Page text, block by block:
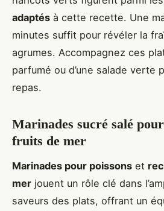
adaptés à cette recette. Une
minutes suffit pour révéler la
agrumes. Accompagnez ces
parfumé ou d’une salade verte
repas.
Marinades sucré salé
fruits de mer
Marinades pour poissons et
mer jouent un rôle clé dans
saveurs des plats, offrant un